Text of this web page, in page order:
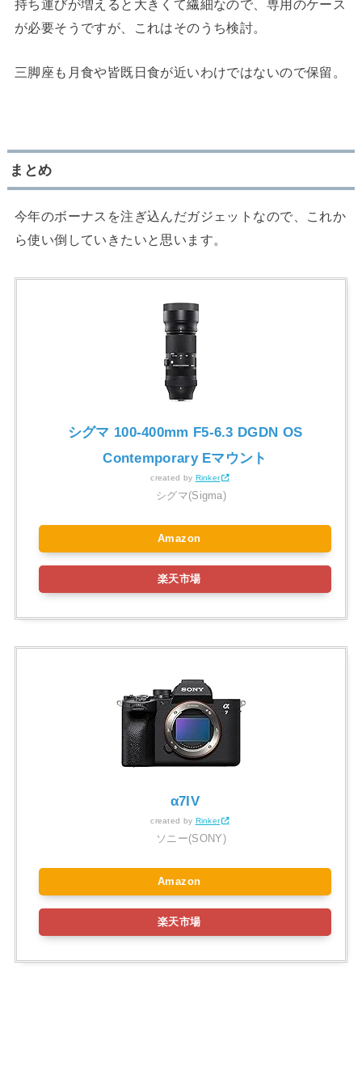
持ち運びが増えると大きくて繊細なので、専用のケース
が必要そうですが、これはそのうち検討。
三脚座も月食や皆既日食が近いわけではないので保留。
まとめ
今年のボーナスを注ぎ込んだガジェットなので、これか
ら使い倒していきたいと思います。
シグマ 100-400mm F5-6.3 DGDN OS
Contemporary Eマウント
created by Rinker
シグマ(Sigma)
Amazon
楽天市場
α7IV
created by Rinker
ソニー(SONY)
Amazon
楽天市場